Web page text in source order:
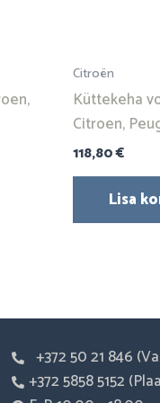
Citroën
Küttekeha
Citroen,
118,80€
Lisa
+372 50 21 846
+372 5858 5152